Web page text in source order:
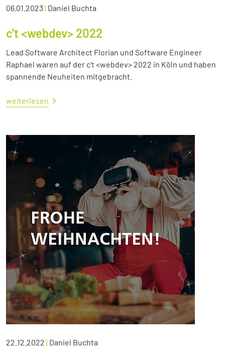
06.01.2023| Daniel Buchta
c't <webdev> 2022
Lead Software Architect Florian und Software Engineer
Raphael waren auf der c't <webdev> 2022 in Köln und haben
spannende Neuheiten mitgebracht.
weiterlesen
22.12.2022 | Daniel Buchta